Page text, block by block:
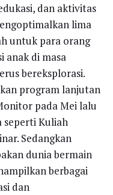
dan aktivitas
lima
untuk para orang
anak di masa
bereksplorasi.
program lanjutan
pada Mei lalu
seperti Kuliah
Sedangkan
dunia bermain
berbagai
dan